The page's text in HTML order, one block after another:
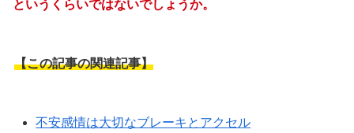
というくらいではないでしょうか。
【この記事の関連記事】
不安感情は大切なブレーキとアクセル